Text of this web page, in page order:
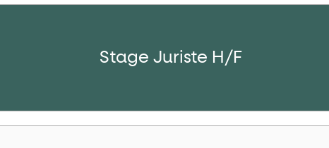
Stage Juriste H/F